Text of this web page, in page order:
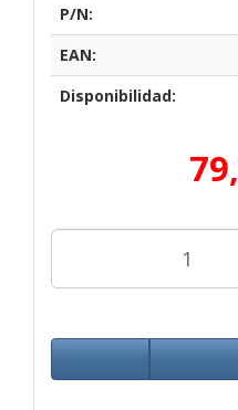
P/N:
EAN:
Disponibilidad: